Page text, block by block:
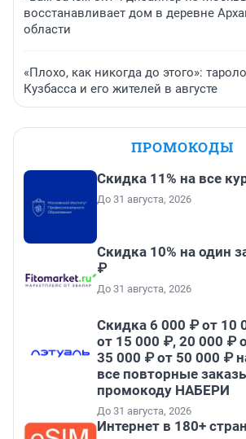
восстанавливает дом в деревне
области
«Плохо, как никогда до этого»:
Кузбасса и его жителей в августе
ПРОМОКОДЫ
Скидка 11% на все
До 31 августа, 2026
Скидка 10% на один
₽
До 31 августа, 2026
Скидка 6 000 ₽ от 10
от 15 000 ₽, 20 000 ₽
35 000 ₽ от 50 000 ₽
все повторные
промокоду НАБЕРИ
До 31 августа, 2026
Интернет в 180+